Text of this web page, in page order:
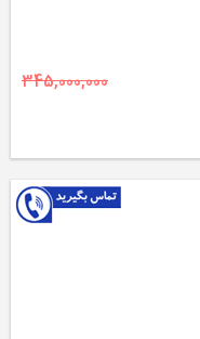
345,000,000